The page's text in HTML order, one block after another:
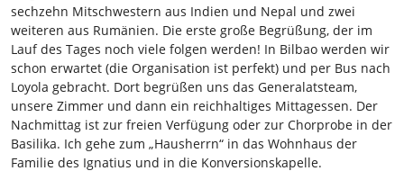
sechzehn Mitschwestern aus Indien und Nepal und zwei
weiteren aus Rumänien. Die erste große Begrüßung, der im
Lauf des Tages noch viele folgen werden! In Bilbao werden wir
schon erwartet (die Organisation ist perfekt) und per Bus nach
Loyola gebracht. Dort begrüßen uns das Generalatsteam,
unsere Zimmer und dann ein reichhaltiges Mittagessen. Der
Nachmittag ist zur freien Verfügung oder zur Chorprobe in der
Basilika. Ich gehe zum „Hausherrn“ in das Wohnhaus der
Familie des Ignatius und in die Konversionskapelle.